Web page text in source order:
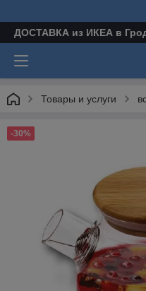
ДОСТАВКА из ИКЕА в
Товары и услуги
-30%